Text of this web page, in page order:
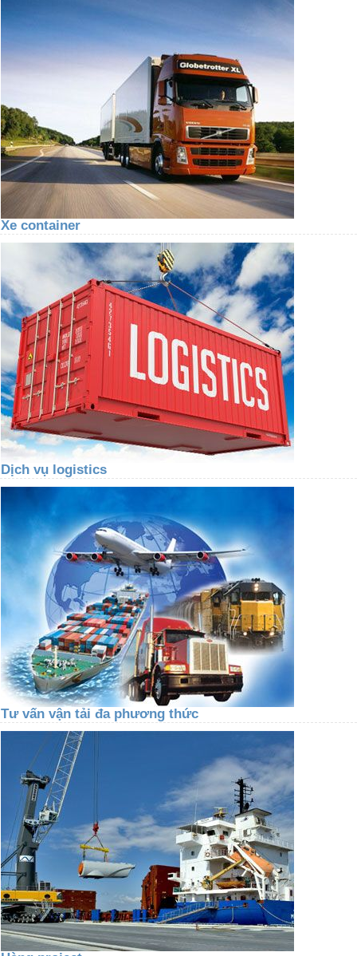
Xe container
Dịch vụ logistics
Tư vấn vận tải đa phương thức